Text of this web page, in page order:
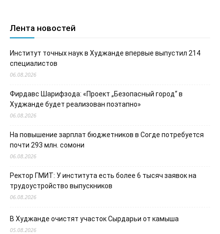
Лента новостей
Институт точных наук в Худжанде впервые выпустил 214
специалистов
06.08.2026
Фирдавс Шарифзода: «Проект „Безопасный город“ в
Худжанде будет реализован поэтапно»
06.08.2026
На повышение зарплат бюджетников в Согде потребуется
почти 293 млн. сомони
06.08.2026
Ректор ГМИТ: У института есть более 6 тысяч заявок на
трудоустройство выпускников
06.08.2026
В Худжанде очистят участок Сырдарьи от камыша
05.08.2026